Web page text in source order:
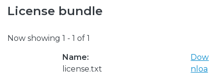
License bundle
Now showing 1 - 1 of 1
Name:
license.txt
Dow
nloa